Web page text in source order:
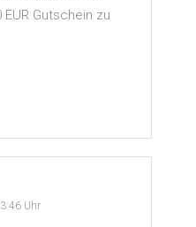
Gutschein zu
Uhr